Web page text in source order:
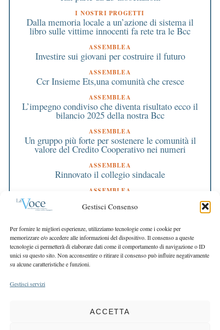
Gestisci Consenso
Per fornire le migliori esperienze, utilizziamo tecnologie come i cookie per
memorizzare e/o accedere alle informazioni del dispositivo. Il consenso a queste
tecnologie ci permetterà di elaborare dati come il comportamento di navigazione o ID
unici su questo sito. Non acconsentire o ritirare il consenso può influire negativamente
su alcune caratteristiche e funzioni.
Gestisci servizi
ACCETTA
I NOSTRI PROGETTI
Dalla memoria locale a un’azione di sistema il
libro sulle vittime innocenti fa rete tra le Bcc
ASSEMBLEA
Investire sui giovani per costruire il futuro
ASSEMBLEA
Ccr Insieme Ets,una comunità che cresce
ASSEMBLEA
L’impegno condiviso che diventa risultato ecco il
bilancio 2025 della nostra Bcc
ASSEMBLEA
Un gruppo più forte per sostenere le comunità il
valore del Credito Cooperativo nei numeri
ASSEMBLEA
Rinnovato il collegio sindacale
ASSEMBLEA
Bilancio approvato all’unanimità e 2 milioni
destinati al territorio
EDITORIALE DIRETTORE
Crescere restando riconoscibili
EDITORIALE PRESIDENTE
Costruire futuro insieme
COPYRIGHT 2025 LA VOCE |PRIVACY